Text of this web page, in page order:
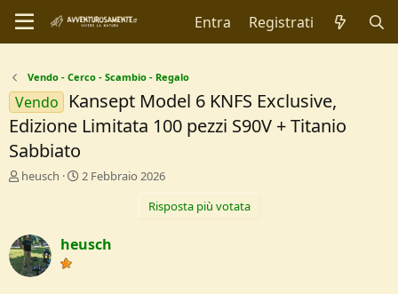
Entra Registrati
Vendo - Cerco - Scambio - Regalo
Vendo
Kansept Model 6 KNFS Exclusive,
Edizione Limitata 100 pezzi S90V + Titanio
Sabbiato
C
t
o
r
heusch
D
d
i
2 Febbraio 2026
Risposta più votata
heusch